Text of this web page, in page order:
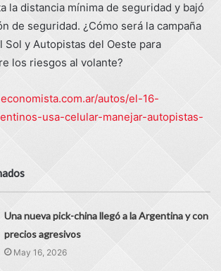
la distancia mínima de seguridad y bajó
de seguridad. ¿Cómo será la campaña
Sol y Autopistas del Oeste para
los riesgos al volante?
autos/el-16-
usa-celular-manejar-autopistas-
Una nueva pick-china llegó a la Argentina y con
precios agresivos
May 16, 2026